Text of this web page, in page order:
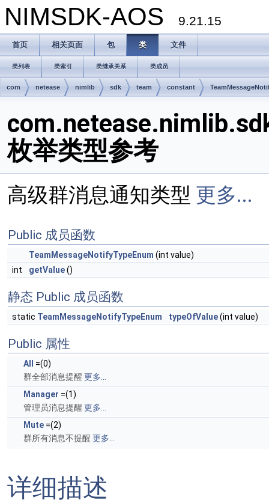
NIMSDK-AOS 9.21.15
首页 相关页面 包 类 文件
类列表 类索引 类继承关系 类成员
com netease nimlib sdk team constant
枚举类型参考
高级群消息通知类型 更多...
Public 成员函数
TeamMessageNotifyTypeEnum (int value)
int
getValue()
静态 Public 成员函数
static TeamMessageNotifyTypeEnum typeOfValue(int value)
Public 属性
All
=(0)
群全部消息提醒 更多...
Manager =(1)
管理员消息提醒 更多...
Mute =(2)
群所有消息不提醒 更多...
详细描述